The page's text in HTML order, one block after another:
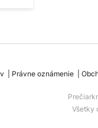
Právne oznámenie
Všetky